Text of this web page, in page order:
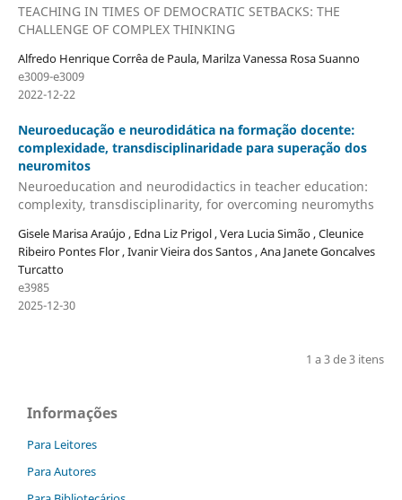
TEACHING IN TIMES OF DEMOCRATIC SETBACKS: THE
CHALLENGE OF COMPLEX THINKING
Alfredo Henrique Corrêa de Paula, Marilza Vanessa Rosa Suanno
e3009-e3009
2022-12-22
Neuroeducação e neurodidática na formação docente:
complexidade, transdisciplinaridade para superação dos
neuromitos
Neuroeducation and neurodidactics in teacher education:
complexity, transdisciplinarity, for overcoming neuromyths
Gisele Marisa Araújo , Edna Liz Prigol , Vera Lucia Simão , Cleunice
Ribeiro Pontes Flor , Ivanir Vieira dos Santos , Ana Janete Goncalves
Turcatto
e3985
2025-12-30
1 a 3 de 3 itens
Informações
Para Leitores
Para Autores